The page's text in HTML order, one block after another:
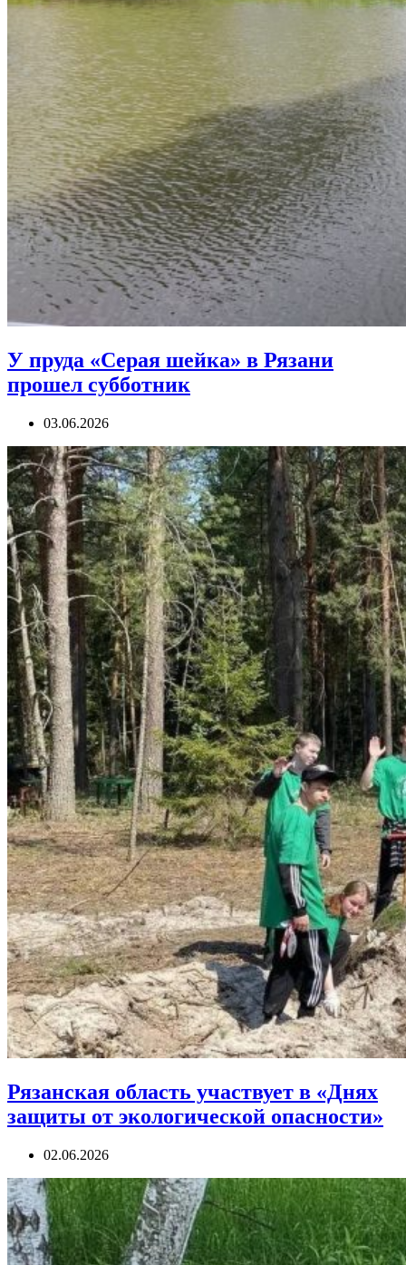
У пруда «Серая шейка» в Рязани
прошел субботник
03.06.2026
Рязанская область участвует в «Днях
защиты от экологической опасности»
02.06.2026